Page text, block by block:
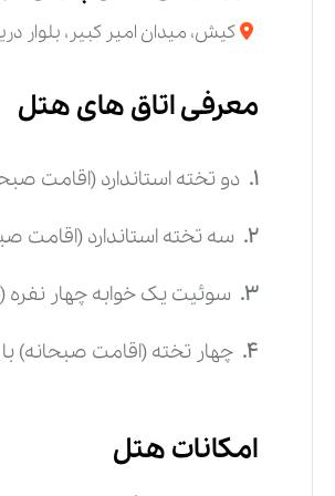
کیش، میدان امیر کبیر، بلوار
معرفی اتاق های هتل
1. دو تخته استاندارد (اقامت
2. سه تخته استاندارد (اقامت
3. سوئیت یک خوابه چهار نفره
4. چهار تخته (اقامت صبحانه)
امکانات هتل